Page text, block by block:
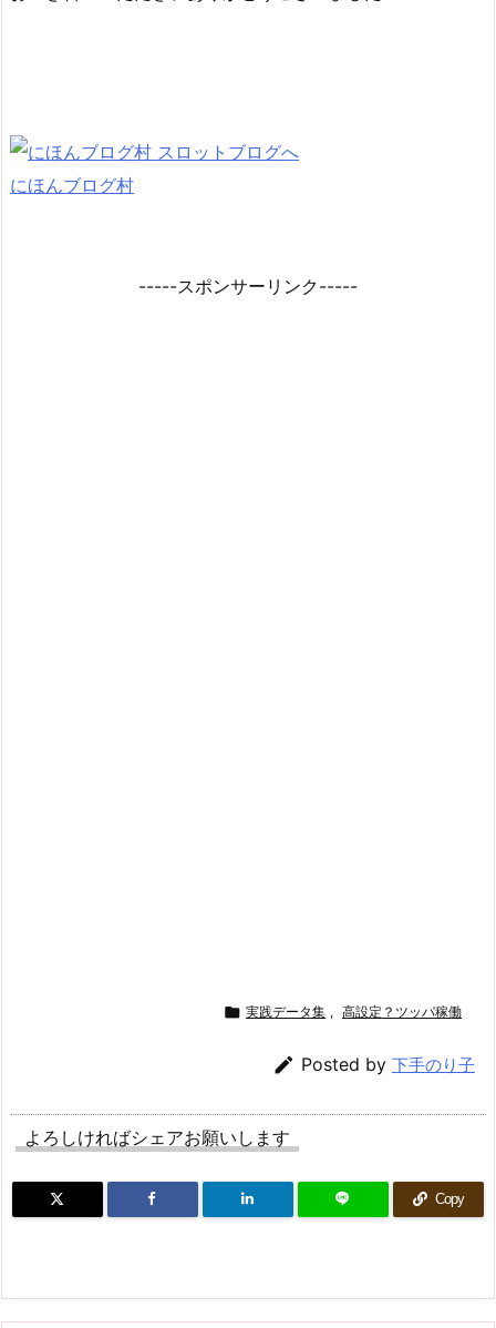
にほんブログ村
-----スポンサーリンク-----
 実践データ集 , 高設定？ツッパ稼働
 Posted by 下手のり子
よろしければシェアお願いします
Copy